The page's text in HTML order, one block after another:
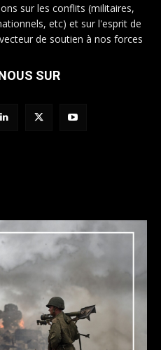
sur les conflits (militaires,
etc) et sur l'esprit de
de soutien à nos forces
SUR